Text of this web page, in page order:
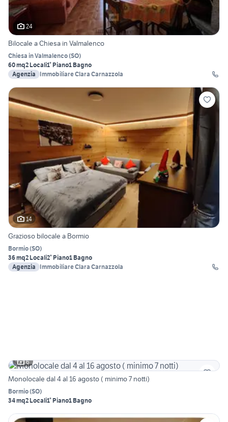
24
Bilocale a Chiesa in Valmalenco
Chiesa in Valmalenco(SO)
60 mq2 Locali1° Piano1 Bagno
Agenzia
Immobiliare Clara Carnazzola
14
Grazioso bilocale a Bormio
Bormio(SO)
36 mq2 Locali2° Piano1 Bagno
Agenzia
Immobiliare Clara Carnazzola
6
Monolocale dal 4 al 16 agosto ( minimo 7 notti)
Bormio(SO)
34 mq2 Locali1° Piano1 Bagno